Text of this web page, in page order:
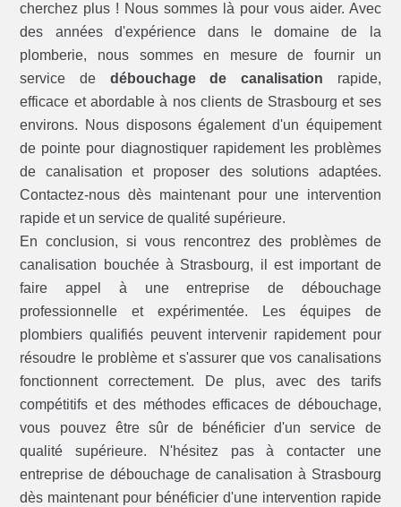
cherchez plus ! Nous sommes là pour vous aider. Avec
des années d'expérience dans le domaine de la
plomberie, nous sommes en mesure de fournir un
service de débouchage de canalisation rapide,
efficace et abordable à nos clients de Strasbourg et ses
environs. Nous disposons également d'un équipement
de pointe pour diagnostiquer rapidement les problèmes
de canalisation et proposer des solutions adaptées.
Contactez-nous dès maintenant pour une intervention
rapide et un service de qualité supérieure.
En conclusion, si vous rencontrez des problèmes de
canalisation bouchée à Strasbourg, il est important de
faire appel à une entreprise de débouchage
professionnelle et expérimentée. Les équipes de
plombiers qualifiés peuvent intervenir rapidement pour
résoudre le problème et s'assurer que vos canalisations
fonctionnent correctement. De plus, avec des tarifs
compétitifs et des méthodes efficaces de débouchage,
vous pouvez être sûr de bénéficier d'un service de
qualité supérieure. N'hésitez pas à contacter une
entreprise de débouchage de canalisation à Strasbourg
dès maintenant pour bénéficier d'une intervention rapide